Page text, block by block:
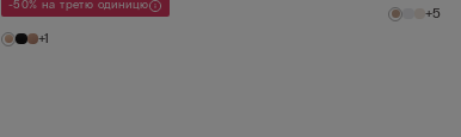
-50% на третю одиницю
+1
+5